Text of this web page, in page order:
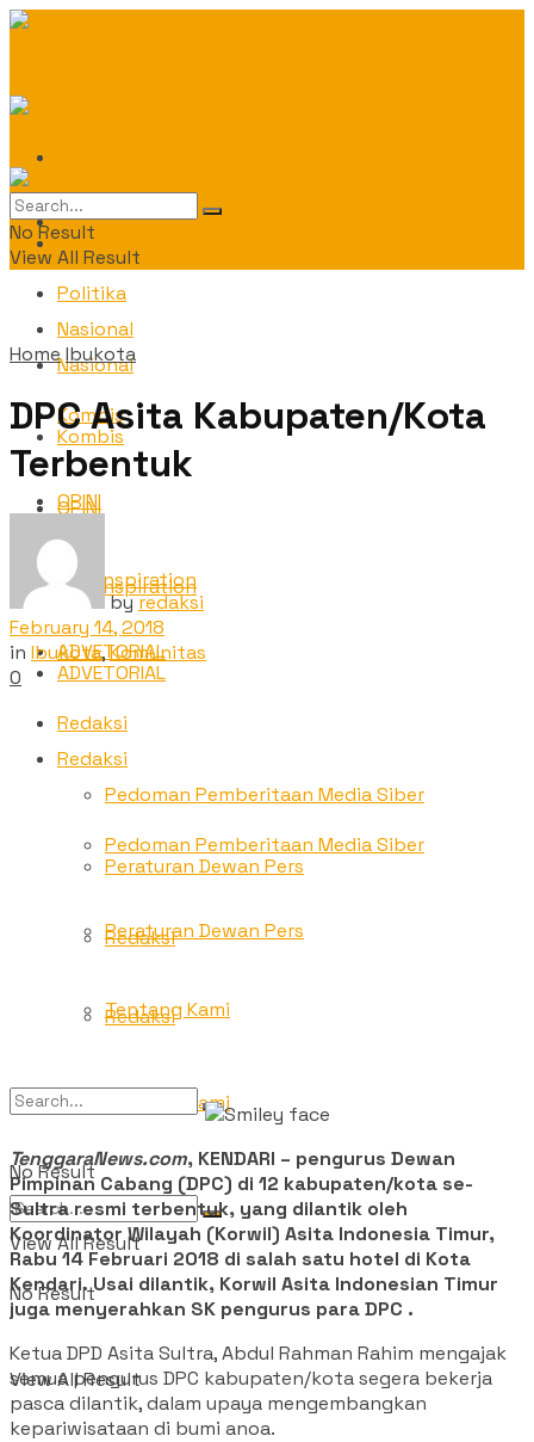
Politika
Nasional
Kombis
OPINI
TNC Inspiration
ADVETORIAL
Redaksi
Pedoman Pemberitaan Media Siber
Peraturan Dewan Pers
Redaksi
Tentang Kami
No Result
View All Result
Daerah
Politika
Nasional
Kombis
OPINI
TNC Inspiration
ADVETORIAL
Redaksi
Pedoman Pemberitaan Media Siber
Peraturan Dewan Pers
Redaksi
Tentang Kami
No Result
View All Result
No Result
View All Result
HomeIbukota
DPC Asita Kabupaten/Kota
Terbentuk
byredaksi
February 14, 2018
in Ibukota,Komunitas
0
TenggaraNews.com, KENDARI – pengurus Dewan
Pimpinan Cabang (DPC) di 12 kabupaten/kota se-
Sultra resmi terbentuk, yang dilantik oleh
Koordinator Wilayah (Korwil) Asita Indonesia Timur,
Rabu 14 Februari 2018 di salah satu hotel di Kota
Kendari. Usai dilantik, Korwil Asita Indonesian Timur
juga menyerahkan SK pengurus para DPC .
Ketua DPD Asita Sultra, Abdul Rahman Rahim mengajak
semua pengurus DPC kabupaten/kota segera bekerja
pasca dilantik, dalam upaya mengembangkan
kepariwisataan di bumi anoa.